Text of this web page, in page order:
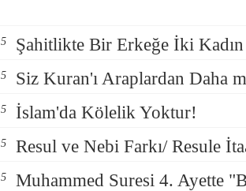
Şahitlikte Bir Erkeğe İki
Siz Kuran'ı Araplardan Daha
İslam'da Kölelik Yoktur!
Resul ve Nebi Farkı/ Resule
Muhammed Suresi 4. Ayette